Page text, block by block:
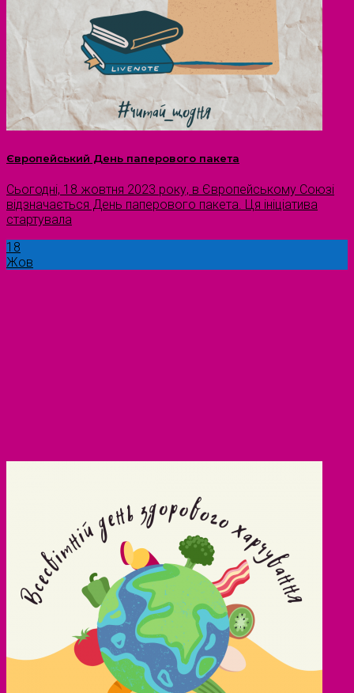
Європейський День паперового пакета
Сьогодні, 18 жовтня 2023 року, в Європейському Союзі
відзначається День паперового пакета. Ця ініціатива
стартувала
18
Жов